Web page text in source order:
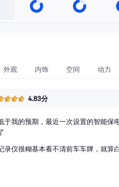
外观 内饰 空间 动力
4.83分
于我的预期，最近一次设置的智能
录仪很糊基本看不清前车车牌，就